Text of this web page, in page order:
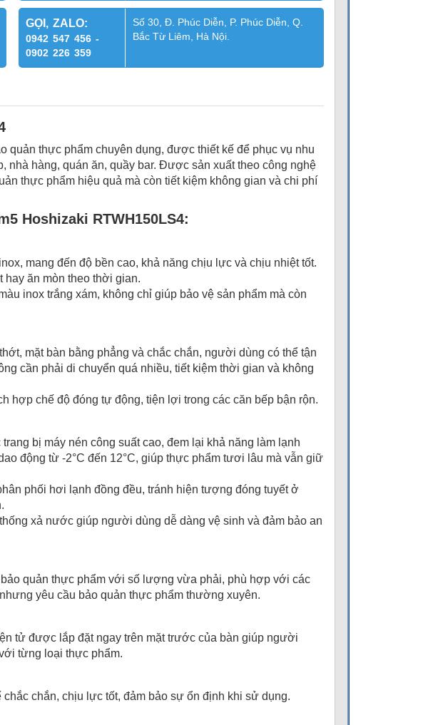
GỌI, ZALO:
0942 547 456 -
0902 226 359
Số 30, Đ. Phúc Diễn, P. Phúc Diễn, Q.
Bắc Từ Liêm, Hà Nội.
quản thực phẩm chuyên dụng, được thiết kế để phục vụ nhu
hàng, quán ăn, quầy bar. Được sản xuất theo công nghệ
thực phẩm hiệu quả mà còn tiết kiệm không gian và chi phí
Hoshizaki RTWH150LS4:
mang đến độ bền cao, khả năng chịu lực và chịu nhiệt tốt.
hay ăn mòn theo thời gian.
inox trắng xám, không chỉ giúp bảo vệ sản phẩm mà còn
mặt bàn bằng phẳng và chắc chắn, người dùng có thể tận
cần phải di chuyển quá nhiều, tiết kiệm thời gian và không
hợp chế độ đóng tự động, tiện lợi trong các căn bếp bận rộn.
bị máy nén công suất cao, đem lại khả năng làm lạnh
động từ -2°C đến 12°C, giúp thực phẩm tươi lâu mà vẫn giữ
phối hơi lạnh đồng đều, tránh hiện tượng đóng tuyết ở
xả nước giúp người dùng dễ dàng vệ sinh và đảm bảo an
quản thực phẩm với số lượng vừa phải, phù hợp với các
yêu cầu bảo quản thực phẩm thường xuyên.
tử được lắp đặt ngay trên mặt trước của bàn giúp người
từng loại thực phẩm.
chắn, chịu lực tốt, đảm bảo sự ổn định khi sử dụng.